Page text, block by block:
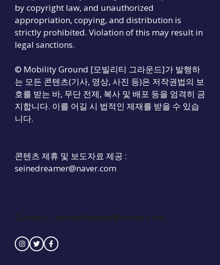
by copyright law, and unauthorized
appropriation, copying, and distribution is
strictly prohibited. Violation of this may result in
legal sanctions.
© Mobility Ground [모빌리티 그라운드]가 발행하
는 모든 콘텐츠(기사, 영상, 사진 등)은 저작권법의 보
호를 받는 바, 무단 전제, 복사 및 배포 등을 엄격히 금
지합니다. 이를 어길 시 법적인 제재를 받을 수 있습
니다.
콘텐츠 제휴 및 보도자료 제공 :
seinedreamer@naver.com
Contact : seinedreamer@naver.com